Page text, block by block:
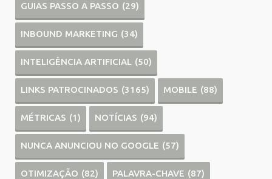
GUIAS PASSO A PASSO (29)
INBOUND MARKETING (34)
INTELIGÊNCIA ARTIFICIAL (50)
LINKS PATROCINADOS (3165) MOBILE (88)
MÉTRICAS (1) NOTÍCIAS (94)
NUNCA ANUNCIOU NO GOOGLE (57)
OTIMIZAÇÃO (82) PALAVRA-CHAVE (87)